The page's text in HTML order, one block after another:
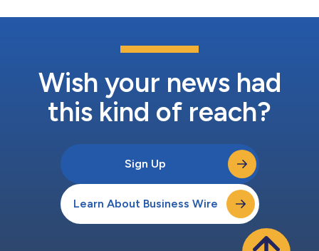
Wish your news had
this kind of reach?
Sign Up
Learn About Business Wire